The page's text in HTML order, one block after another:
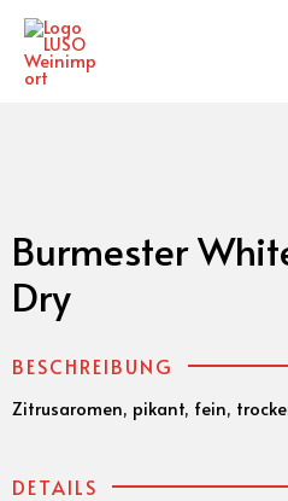
Zum
Inhalt
springen
Burmester
Dry
BESCHREIBUNG
Zitrusaromen, pikant, fein,
DETAILS